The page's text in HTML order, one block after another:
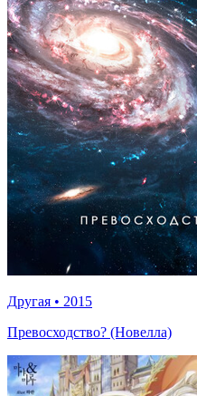
Другая • 2015
Превосходство? (Новелла)